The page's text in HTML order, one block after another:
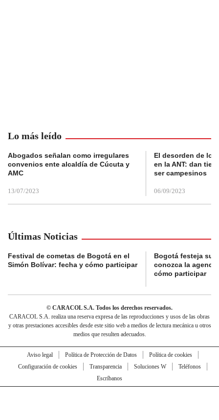
Lo más leído
Abogados señalan como irregulares
convenios ente alcaldía de Cúcuta y
AMC
13/07/2023
El desorden de
en la ANT: dan
ser campesinos
06/09/2023
Últimas Noticias
Festival de cometas de Bogotá en el
Simón Bolívar: fecha y cómo participar
Bogotá festeja su
conozca la
cómo participar
© CARACOL S.A. Todos los derechos reservados.
CARACOL S.A. realiza una reserva expresa de las reproducciones y usos de las obras
y otras prestaciones accesibles desde este sitio web a medios de lectura mecánica u otros
medios que resulten adecuados.
Aviso legal Política de Protección de Datos
Política de cookies
Configuración de cookies
Transparencia Soluciones W
Teléfonos
Escríbanos